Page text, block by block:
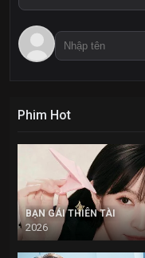
Phim Hot
BẠN GÁI THIÊN TÀI
2026